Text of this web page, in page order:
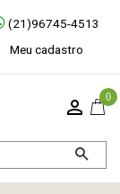
(21)96745-4513
Meu cadastro
0